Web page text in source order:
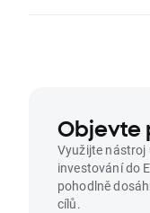
Objevte
Využijte nástroj
investování do
pohodlně
cílů.